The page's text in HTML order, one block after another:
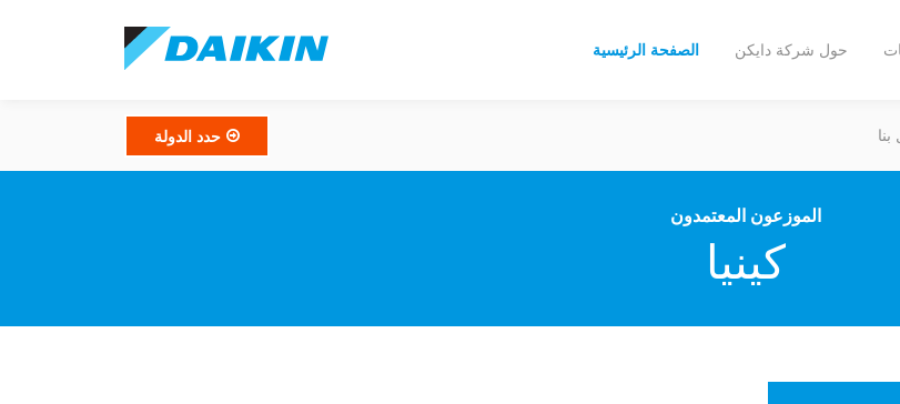
الصفحة الرئيسية حول شركة دايكن
حدد الدولة
الموزعون المعتمدون
كينيا